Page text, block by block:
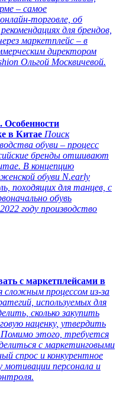
– самое
торговле, об
для брендов,
маркетплейс – в
директором
Ольгой Москвичевой.
Особенности
в Китае Поиск
обуви – процесс
бренды отшивают
В концепцию
обуви N.early
походящих для танцев, с
обувь
году производство
с маркетплейсами в
сложным процессом из-за
используемых для
сколько закупить
наценку, утвердить
Помимо этого, требуется
с маркетинговыми
спрос и конкурентное
персонала и